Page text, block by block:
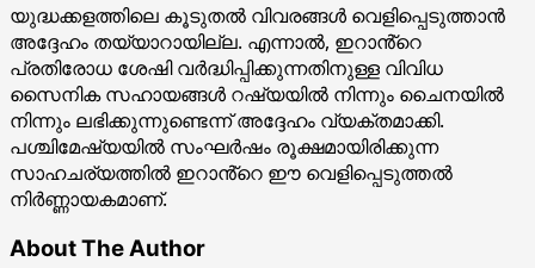
യുദ്ധക്കളത്തിലെ കൂടുതൽ വിവരങ്ങൾ വെളിപ്പെടുത്താൻ
അദ്ദേഹം തയ്യാറായില്ല. എന്നാൽ, ഇറാൻ്റെ
പ്രതിരോധ ശേഷി വർദ്ധിപ്പിക്കുന്നതിനുള്ള വിവിധ
സൈനിക സഹായങ്ങൾ റഷ്യയിൽ നിന്നും ചൈനയിൽ
നിന്നും ലഭിക്കുന്നുണ്ടെന്ന് അദ്ദേഹം വ്യക്തമാക്കി.
പശ്ചിമേഷ്യയിൽ സംഘർഷം രൂക്ഷമായിരിക്കുന്ന
സാഹചര്യത്തിൽ ഇറാൻ്റെ ഈ വെളിപ്പെടുത്തൽ
നിർണ്ണായകമാണ്.
About The Author